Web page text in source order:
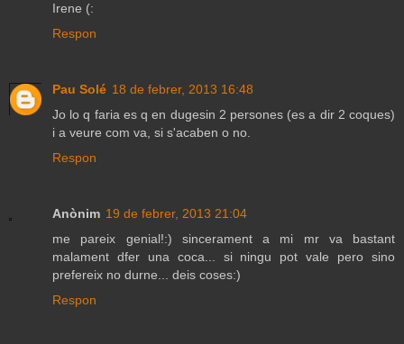
Irene (:
Respon
Pau Solé 18 de febrer, 2013 16:48
Jo lo q faria es q en dugesin 2 persones (es a dir 2 coques)
i a veure com va, si s'acaben o no.
Respon
Anònim 19 de febrer, 2013 21:04
me pareix genial!:) sincerament a mi mr va bastant
malament dfer una coca... si ningu pot vale pero sino
prefereix no durne... deis coses:)
Respon